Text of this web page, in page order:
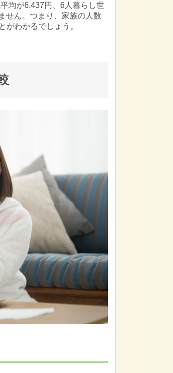
均が6,437円、6人暮らし世
せん。つまり、家族の人数
がわかるでしょう。